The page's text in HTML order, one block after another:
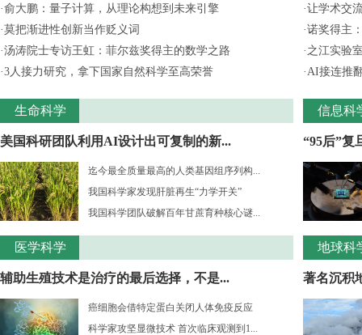
·俞大鹏：量子计算，从理论构想到未来引擎
·莫把渐进性创新当作贬义词
·汤涛院士专访王虹：菲尔兹奖得主的数学之路
·3人接力研究，拿下国家自然科学至高荣誉
生命科学
美国科研团队利用AI设计出可复制的新...
迄今最全质量最高的人类基因组序列构...
我国科学家发现肝脏再生“力学开关”
我国科学团队破解百年甘蔗育种核心谜...
医学科学
辅助生殖技术是治疗的最后选择，不是...
癌细胞会借特定蛋白关闭人体免疫反应
科学家攻坚显微技术 首次临床观测到1...
·让学术交
·诺奖得主
· 之江实验
·AI接连推
信息科
“95后”复
地球科
著名沉积